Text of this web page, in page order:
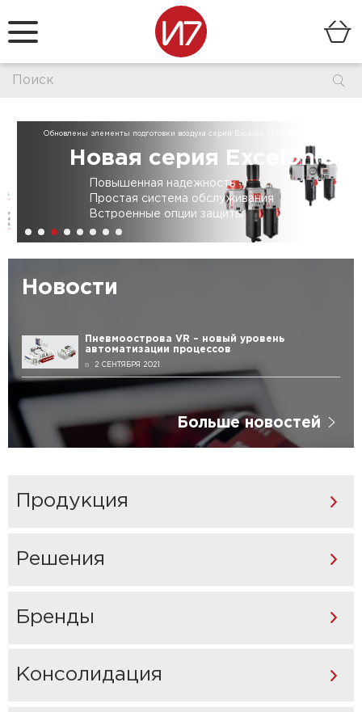
Обновлены элементы подготовки воздуха серий Excelon 72,73,74
Новая серия Excelon 82,84
Повышенная надежность
Простая система обслуживания
Встроенные опции защиты
Новости
Пневмоострова VR – новый уровень
автоматизации процессов
2 СЕНТЯБРЯ 2021
Больше новостей
Продукция
Решения
Бренды
Консолидация